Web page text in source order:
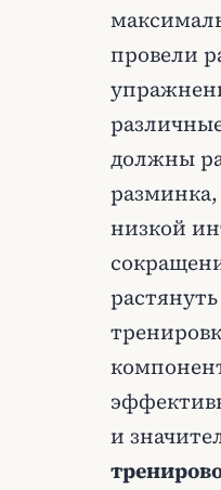
провели
должны
низкой
и